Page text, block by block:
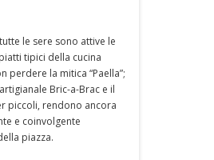
le sere sono attive le
tipici della cucina
perdere la mitica “Paella”;
Bric-a-Brac e il
piccoli, rendono ancora
e coinvolgente
piazza.